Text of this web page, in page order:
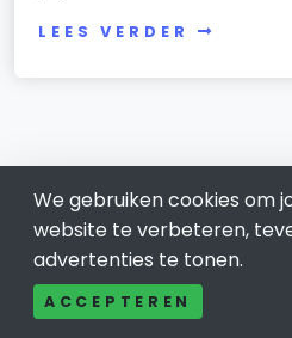
LEES VERDER
We gebruiken cookies om
website te verbeteren,
advertenties te tonen.
ACCEPTEREN